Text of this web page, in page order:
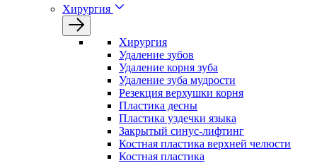
Хирургия
Хирургия
Удаление зубов
Удаление корня зуба
Удаление зуба мудрости
Резекция верхушки корня
Пластика десны
Пластика уздечки языка
Закрытый синус-лифтинг
Костная пластика верхней челюсти
Костная пластика